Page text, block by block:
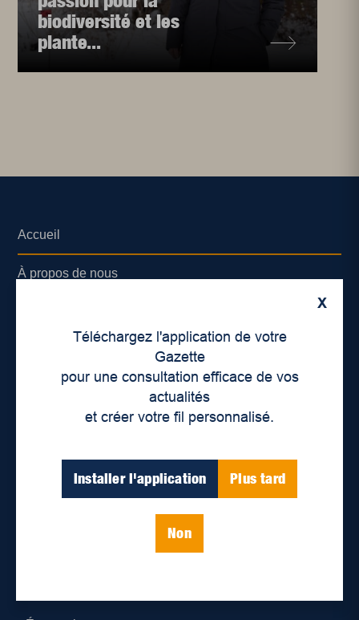
biodiversité et les
plante...
X
Téléchargez l'application de votre
Gazette
pour une consultation efficace de vos
actualités
et créer votre fil personnalisé.
Installer l'application Plus tard
Non
Accueil
À propos de nous
Lieux de distribution